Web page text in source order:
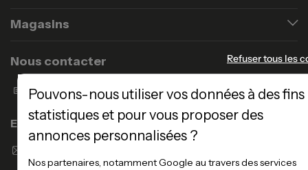
Magasins
Nous contacter
Formulaire de contact
Enseigne Atlas Home
Refuser tous les
Pouvons-nous utiliser vos données à des fins
statistiques et pour vous proposer des
annonces personnalisées ?
Nos partenaires, notamment Google au travers des services